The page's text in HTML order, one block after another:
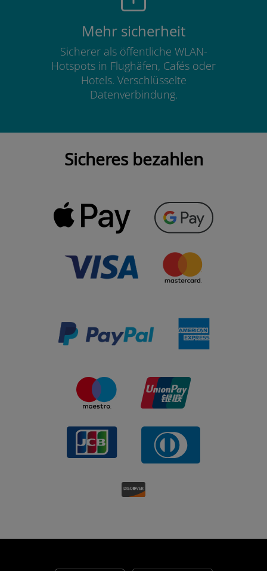
Mehr sicherheit
Sicherer als öffentliche WLAN-
Hotspots in Flughäfen, Cafés oder
Hotels. Verschlüsselte
Datenverbindung.
Sicheres bezahlen